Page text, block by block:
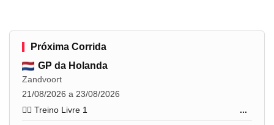
Próxima Corrida
GP da Holanda
Zandvoort
21/08/2026 a 23/08/2026
🏋️‍♂️ Treino Livre 1
...